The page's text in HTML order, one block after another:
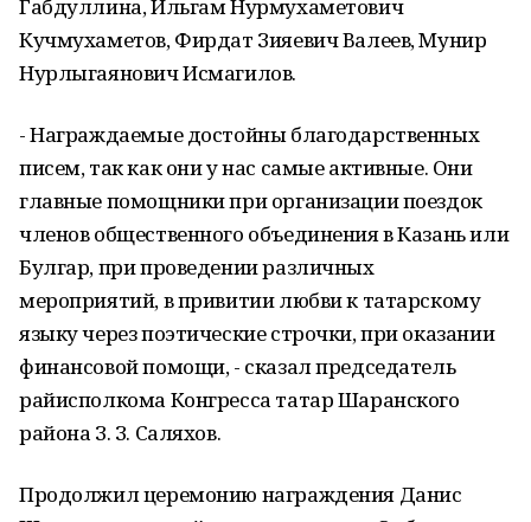
Габдуллина, Ильгам Нурмухаметович
Кучмухаметов, Фирдат Зияевич Валеев, Мунир
Нурлыгаянович Исмагилов.
- Награждаемые достойны благодарственных
писем, так как они у нас самые активные. Они
главные помощники при организации поездок
членов общественного объединения в Казань или
Булгар, при проведении различных
мероприятий, в привитии любви к татарскому
языку через поэтические строчки, при оказании
финансовой помощи, - сказал председатель
райисполкома Конгресса татар Шаранского
района З. З. Саляхов.
Продолжил церемонию награждения Данис